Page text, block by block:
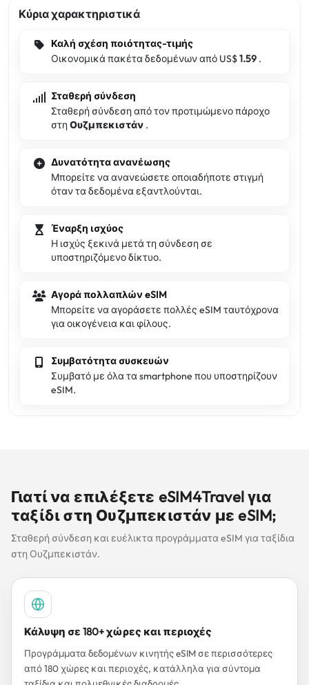
Κύρια χαρακτηριστικά
Καλή σχέση ποιότητας-τιμής
Οικονομικά πακέτα δεδομένων από US$1.59 .
Σταθερή σύνδεση
Σταθερή σύνδεση από τον προτιμώμενο πάροχο
στηΟυζμπεκιστάν .
Δυνατότητα ανανέωσης
Μπορείτε να ανανεώσετε οποιαδήποτε στιγμή
όταν τα δεδομένα εξαντλούνται.
Έναρξη ισχύος
Η ισχύς ξεκινά μετά τη σύνδεση σε
υποστηριζόμενο δίκτυο.
Αγορά πολλαπλών eSIM
Μπορείτε να αγοράσετε πολλές eSIM ταυτόχρονα
για οικογένεια και φίλους.
Συμβατότητα συσκευών
Συμβατό με όλα τα smartphone που υποστηρίζουν
eSIM.
Γιατί να επιλέξετε eSIM4Travel για
ταξίδι στη Ουζμπεκιστάν με eSIM;
Σταθερή σύνδεση και ευέλικτα προγράμματα eSIM για ταξίδια
στη Ουζμπεκιστάν.
Κάλυψη σε 180+ χώρες και περιοχές
Προγράμματα δεδομένων κινητής eSIM σε περισσότερες
από 180 χώρες και περιοχές, κατάλληλα για σύντομα